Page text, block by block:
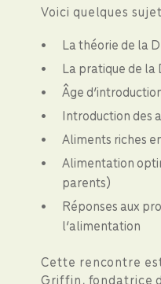
Voici quelques
La théorie de la
La pratique de la
Âge
Introduction des
Aliments riches
Alimentation
parents)
Réponses aux
l’alimentation
Cette rencontre
Griffin, fondatrice